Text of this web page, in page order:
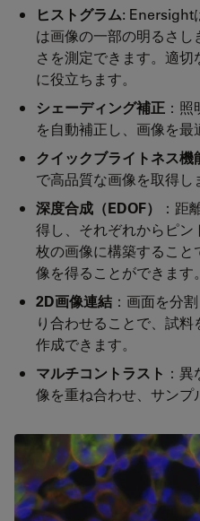
ヒストグラム: Enersight
は画像の一部の明るさ
さを測定できます。適
に役立ちます。
シェーディング補正 ：
を自動補正し、画像を最
クイックブライトネス機
で高品質な画像を取得し
深度合成（EDOF）
：距
得し、それぞれからピン
枚の画像に構築するこ
像を得ることができます。
2D画像連結 ：画面を分
り合わせることで、試
作成できます。
マルチコントラスト ：
像を重ね合わせ、サンプ